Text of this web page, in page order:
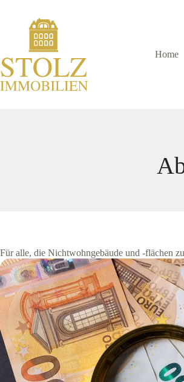
springen
Home
Für alle, die Nichtwohngebäude und -flächen